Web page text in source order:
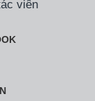
viên